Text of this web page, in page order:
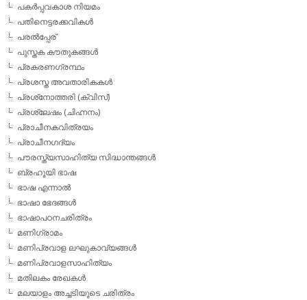
പകര്‍പ്പവകാശ നിയമം
പതിനെട്ടരക്കവികള്‍
പരല്‍പ്പേര്
പുസ്തക കൗതുകങ്ങള്‍
പ്രകരണഗ്രന്ഥം
പ്രശസ്ത അവതാരികകള്‍
പ്രശ്‌നോത്തരി (ക്വിസ്)
പ്രശ്ലേഷം (ചിഹ്നനം)
പ്രാചീനകവിത്രയം
പ്രാചീനഗദ്യം
പൗരസ്ത്യസാഹിത്യ സിദ്ധാന്തങ്ങള്‍
ബ്രഹൂയി ഭാഷ
ഭാഷ എന്നാല്‍
ഭാഷാ ഭേദങ്ങള്‍
ഭാഷാപഠനചരിത്രം
മണിഗ്രാമം
മണിപ്രവാള ലഘുകാവ്യങ്ങള്‍
മണിപ്രവാളസാഹിത്യം
മതിലകം രേഖകള്‍
മലയാളം അച്ചടിയുടെ ചരിത്രം